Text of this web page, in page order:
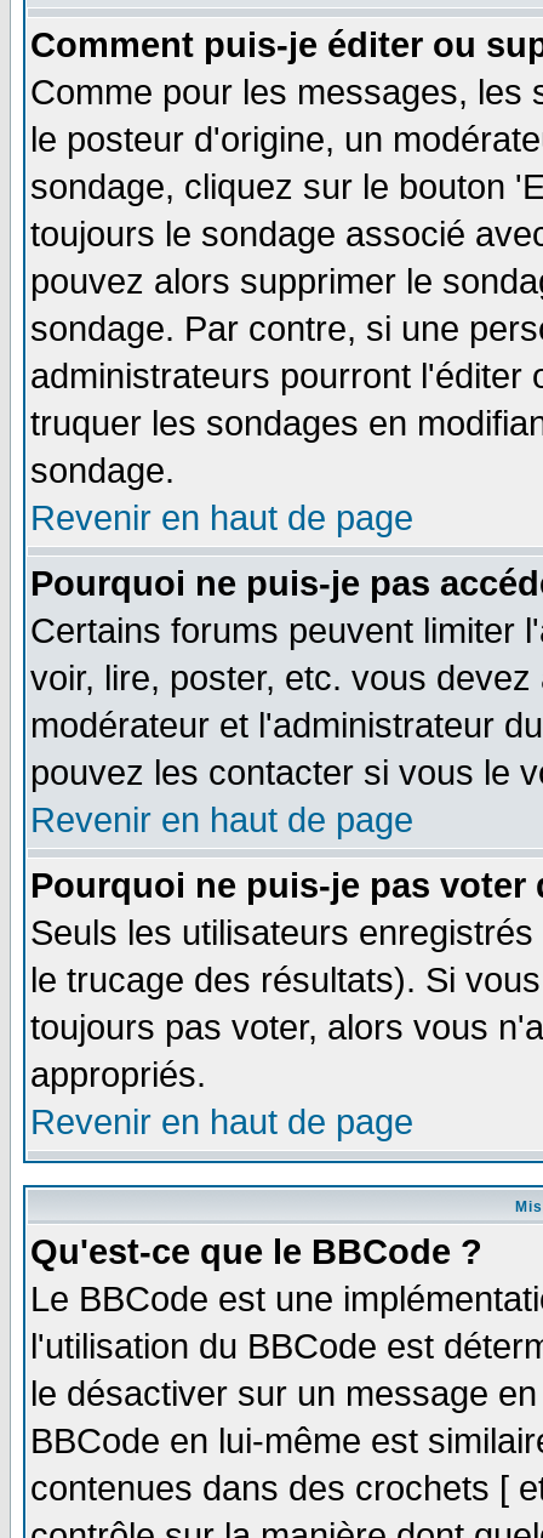
Comment puis-je éditer ou
Comme pour les messages, les
le posteur d'origine, un
sondage, cliquez sur le bouton
toujours le sondage associé
pouvez alors supprimer le
sondage. Par contre, si une
administrateurs pourront l'éditer
truquer les sondages en
sondage.
Revenir en haut de page
Pourquoi ne puis-je pas
Certains forums peuvent limiter
voir, lire, poster, etc. vous
modérateur et l'administrateur
pouvez les contacter si vous le
Revenir en haut de page
Pourquoi ne puis-je pas voter
Seuls les utilisateurs
le trucage des résultats). Si
toujours pas voter, alors vous
appropriés.
Revenir en haut de page
Qu'est-ce que le BBCode ?
Le BBCode est une
l'utilisation du BBCode est
le désactiver sur un message
BBCode en lui-même est
contenues dans des crochets [